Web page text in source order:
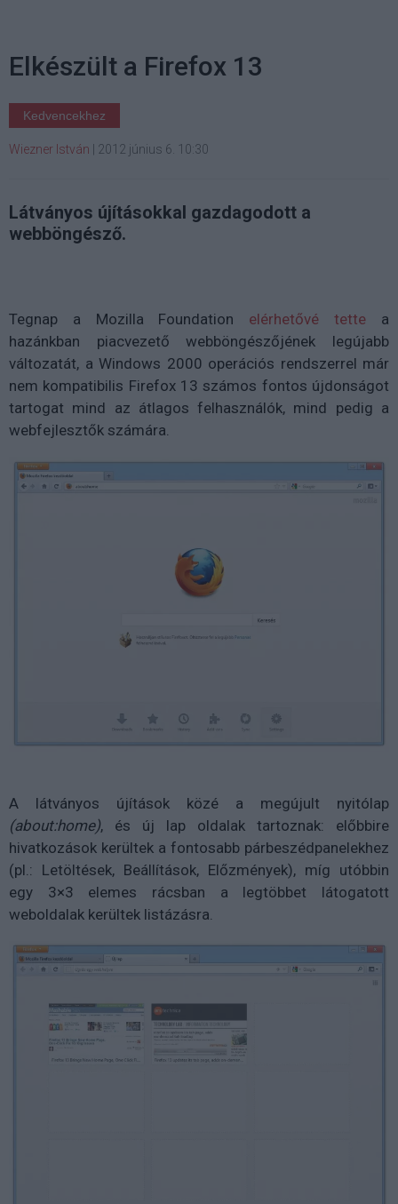
Elkészült a Firefox 13
Kedvencekhez
Wiezner István 2012 június 6. 10:30
Látványos újításokkal gazdagodott a
webböngésző.
Tegnap a Mozilla Foundation elérhetővé tette a
hazánkban piacvezető webböngészőjének legújabb
változatát, a Windows 2000 operációs rendszerrel már
nem kompatibilis Firefox 13 számos fontos újdonságot
tartogat mind az átlagos felhasználók, mind pedig a
webfejlesztők számára.
A látványos újítások közé a megújult nyitólap
(about:home), és új lap oldalak tartoznak: előbbire
hivatkozások kerültek a fontosabb párbeszédpanelekhez
(pl.: Letöltések, Beállítások, Előzmények), míg utóbbin
egy 3×3 elemes rácsban a legtöbbet látogatott
weboldalak kerültek listázásra.